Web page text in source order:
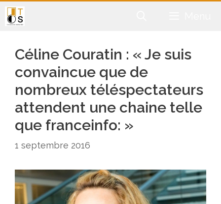
Aller
au
Céline Couratin : « Je suis
convaincue que de
nombreux téléspectateurs
attendent une chaine telle
que franceinfo: »
1 septembre 2016